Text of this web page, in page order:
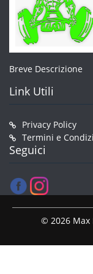
Breve Descrizione
Link Utili
Privacy Policy
Termini e
Seguici
© 2026 Max